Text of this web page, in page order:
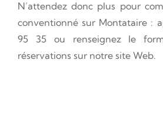
N’attendez donc plus pour
conventionné sur Montataire :
95 35 ou renseignez le
réservations sur notre site Web.